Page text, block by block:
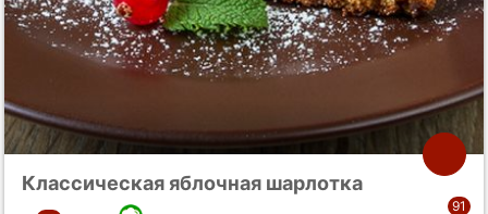
Классическая яблочная шарлотка